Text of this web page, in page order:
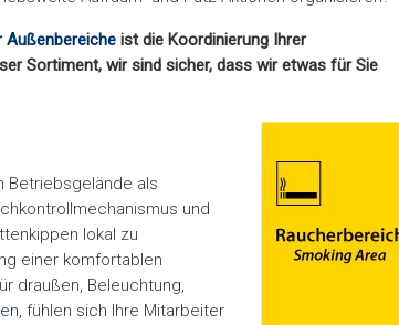
ist die Koordinierung Ihrer
Sortiment, wir sind sicher, dass wir etwas für Sie
Betriebsgelände als
und
lokal zu
einer komfortablen
draußen, Beleuchtung,
fühlen sich Ihre Mitarbeiter